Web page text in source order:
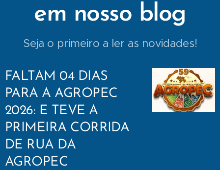
em nosso blog
Seja o primeiro a ler as novidades!
FALTAM 04 DIAS
PARA A AGROPEC
2026: E TEVE A
PRIMEIRA CORRIDA
DE RUA DA
AGROPEC